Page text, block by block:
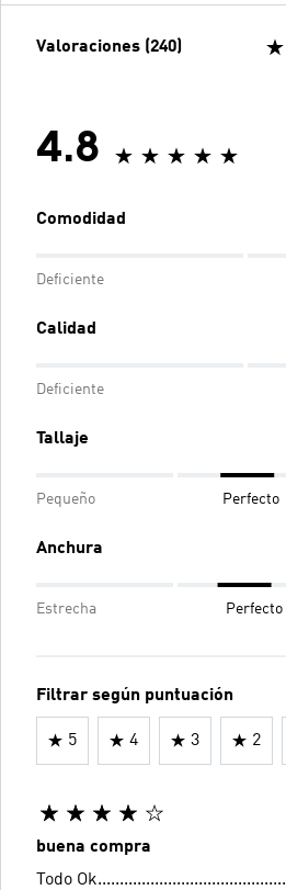
Valoraciones (240)
4.8
Comodidad
Deficiente
Calidad
Deficiente
Tallaje
Pequeño Perfecto
Anchura
Estrecha Perfecto
Filtrar según puntuación
5 4 3 2
buena compra
Todo Ok...........................................